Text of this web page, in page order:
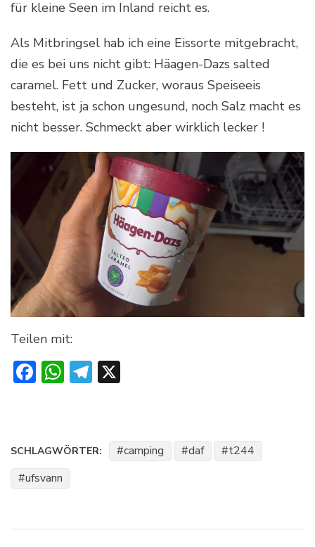
für kleine Seen im Inland reicht es.
Als Mitbringsel hab ich eine Eissorte mitgebracht,
die es bei uns nicht gibt: Häagen-Dazs salted
caramel. Fett und Zucker, woraus Speiseeis
besteht, ist ja schon ungesund, noch Salz macht es
nicht besser. Schmeckt aber wirklich lecker !
Teilen mit:
Facebook
WhatsApp
Telegram
SCHLAGWÖRTER: camping daf
t244
ufsvann